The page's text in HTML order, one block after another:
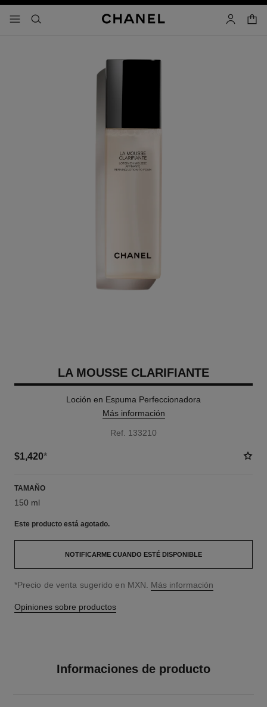
- navegación principal
buscar cuenta
carrito
LA MOUSSE CLARIFIANTE
Loción en Espuma Perfeccionadora
Más información
Ref. 133210
$1,420*
TAMAÑO
150 ml
Este producto está agotado.
NOTIFICARME CUANDO ESTÉ DISPONIBLE
↩
*Precio de venta sugerido en MXN. Más información
Opiniones sobre productos
Informaciones de producto